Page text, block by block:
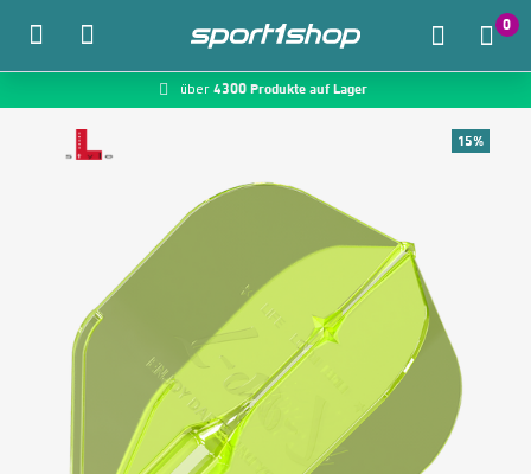
Zum Hauptinhalt springen
0
über 4300 Produkte auf Lager
McDart.de
15%